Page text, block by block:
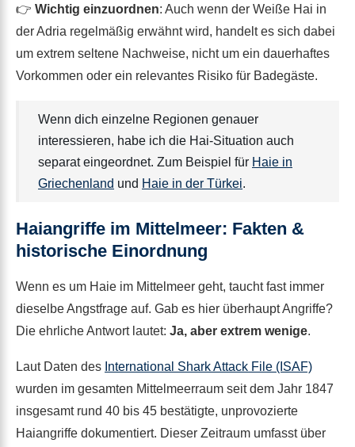
👉 Wichtig einzuordnen: Auch wenn der Weiße Hai in
der Adria regelmäßig erwähnt wird, handelt es sich dabei
um extrem seltene Nachweise, nicht um ein dauerhaftes
Vorkommen oder ein relevantes Risiko für Badegäste.
Wenn dich einzelne Regionen genauer
interessieren, habe ich die Hai-Situation auch
separat eingeordnet. Zum Beispiel für Haie in
Griechenland und Haie in der Türkei.
Haiangriffe im Mittelmeer: Fakten &
historische Einordnung
Wenn es um Haie im Mittelmeer geht, taucht fast immer
dieselbe Angstfrage auf. Gab es hier überhaupt Angriffe?
Die ehrliche Antwort lautet: Ja, aber extrem wenige.
Laut Daten des International Shark Attack File (ISAF)
wurden im gesamten Mittelmeerraum seit dem Jahr 1847
insgesamt rund 40 bis 45 bestätigte, unprovozierte
Haiangriffe dokumentiert. Dieser Zeitraum umfasst über